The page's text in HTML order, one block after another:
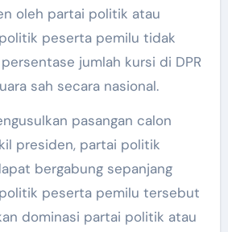
oleh partai politik atau
peserta pemilu tidak
jumlah kursi di DPR
sah secara nasional.
pasangan calon
presiden, partai politik
bergabung sepanjang
peserta pemilu tersebut
dominasi partai politik atau